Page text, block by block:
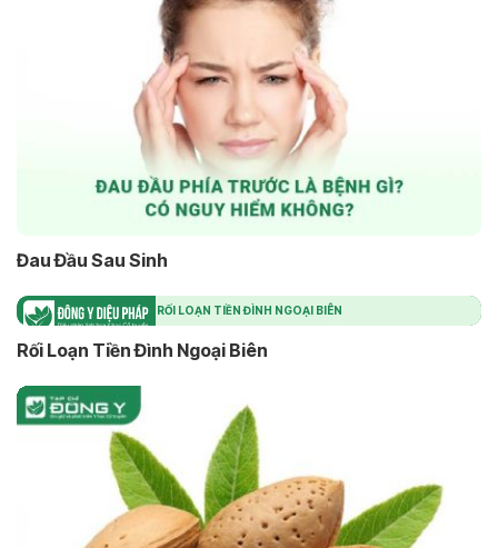
Đau Đầu Sau Sinh
RỐI LOẠN TIỀN ĐÌNH NGOẠI BIÊN
Rối Loạn Tiền Đình Ngoại Biên